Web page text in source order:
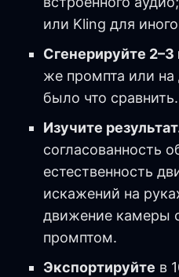
или Kling для
Сгенерируйте 2–3
же промпта или
было что сравнить.
Изучите
согласованность
естественность
искажений на
движение камеры
промптом.
Экспортируйте в